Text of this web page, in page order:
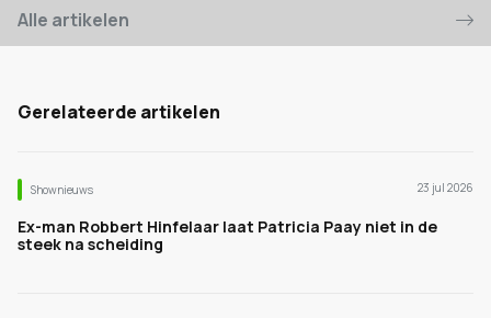
Alle artikelen
Gerelateerde artikelen
Shownieuws 23 jul 2026
Ex-man Robbert Hinfelaar laat Patricia Paay niet in de
steek na scheiding